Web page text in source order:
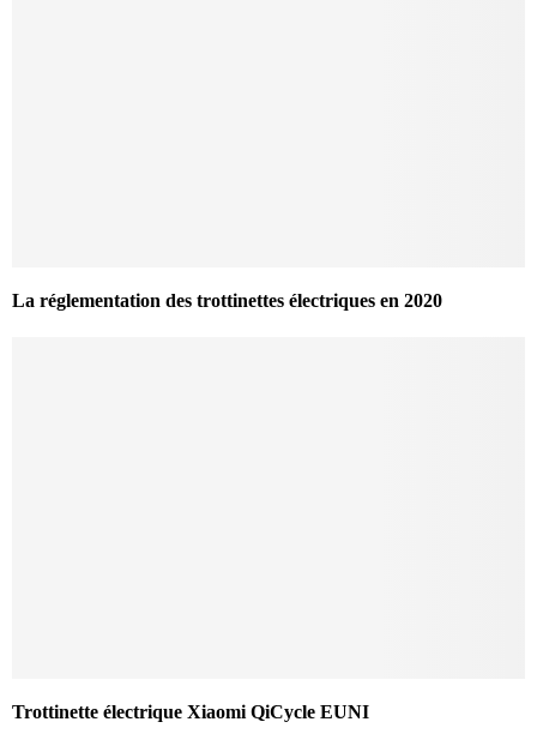
La réglementation des trottinettes électriques en 2020
Trottinette électrique Xiaomi QiCycle EUNI